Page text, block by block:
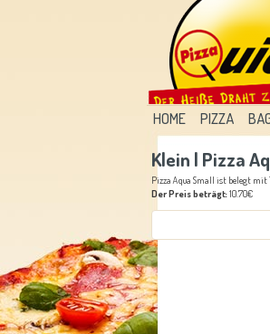
HOME PIZZA
Klein | Pizza
Pizza Aqua Small ist belegt mit
Der Preis beträgt:10.70€